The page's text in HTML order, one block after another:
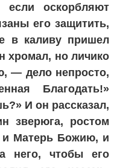
если оскорбляют
его защитить,
в каливу пришел
хромал, но личико
— дело непросто,
Благодать!»
И он рассказал,
зверюга, ростом
и Матерь Божию, и
него, чтобы его